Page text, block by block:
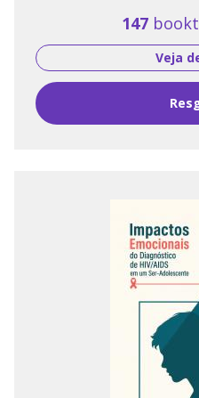
147
Veja